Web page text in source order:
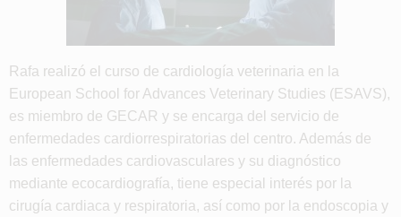
Rafa realizó el curso de cardiología veterinaria en la
European School for Advances Veterinary Studies (ESAVS),
es miembro de GECAR y se encarga del servicio de
enfermedades cardiorrespiratorias del centro. Además de
las enfermedades cardiovasculares y su diagnóstico
mediante ecocardiografía, tiene especial interés por la
cirugía cardiaca y respiratoria, así como por la endoscopia y